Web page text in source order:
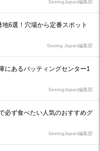
SeeingJapan編集部
6選！穴場から定番スポット
Seeing Japan編集部
にあるバッティングセンター1
SeeingJapan編集部
必ず食べたい人気のおすすめグ
SeeingJapan編集部